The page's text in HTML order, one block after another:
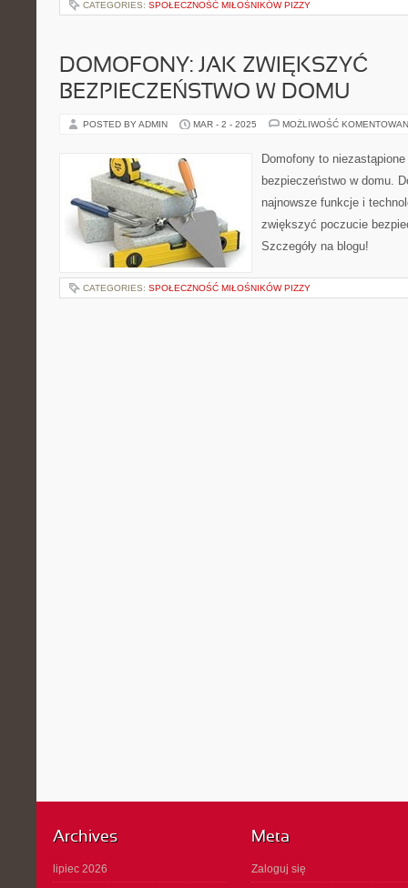
CATEGORIES: SPOŁECZNOŚĆ MIŁOŚNIKÓW PIZZY
DOMOFONY: JAK ZWIĘKSZYĆ
BEZPIECZEŃSTWO W DOMU
POSTED BY ADMIN MAR - 2 - 2025 MOŻLIWOŚĆ
Domofony to
bezpieczeństwo w domu.
najnowsze funkcje i
zwiększyć poczucie
Szczegóły na blogu!
CATEGORIES: SPOŁECZNOŚĆ MIŁOŚNIKÓW PIZZY
Archives
lipiec 2026
Meta
Zaloguj się